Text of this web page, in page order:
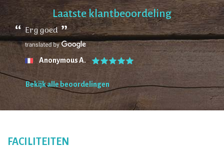
Laatste klantbeoordeling
Erg goed
Anonymous A.
Bekijk alle beoordelingen
FACILITEITEN